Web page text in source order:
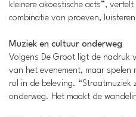
kleinere akoestische acts”,
combinatie van proeven,
Muziek en cultuur onderweg
Volgens De Groot ligt de nadruk
van het evenement, maar spelen
rol in de beleving. “Straatmuziek
onderweg. Het maakt de